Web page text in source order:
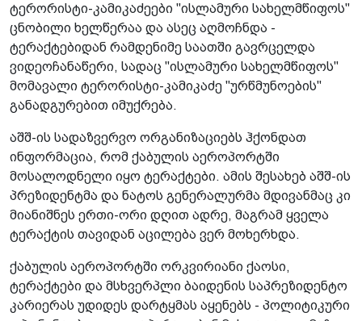
ტერორისტი-კამიკაძეები "ისლამური სახელმწიფოს"
ცნობილი ხელწერაა და ასეც აღმოჩნდა -
ტერაქტებიდან რამდენიმე საათში გავრცელდა
ვიდეოჩანაწერი, სადაც "ისლამური სახელმწიფოს"
მომავალი ტერორისტი-კამიკაძე "ურწმუნოების"
განადგურებით იმუქრება.
აშშ-ის სადაზვერვო ორგანიზაციებს ჰქონდათ
ინფორმაცია, რომ ქაბულის აეროპორტში
მოსალოდნელი იყო ტერაქტები. ამის შესახებ აშშ-ის
პრეზიდენტმა და ნატოს გენერალურმა მდივანმაც კი
მიანიშნეს ერთი-ორი დღით ადრე, მაგრამ ყველა
ტერაქტის თავიდან აცილება ვერ მოხერხდა.
ქაბულის აეროპორტში ორკვირიანი ქაოსი,
ტერაქტები და მსხვერპლი ბაიდენის საპრეზიდენტო
კარიერას უდიდეს დარტყმას აყენებს - პოლიტიკური